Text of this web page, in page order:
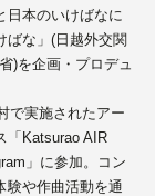
日本のいけばなに
ばな」(日越外交関
)を企画・プロデュ
で実施されたアー
「Katsurao AIR
」に参加。コン
験や作曲活動を通